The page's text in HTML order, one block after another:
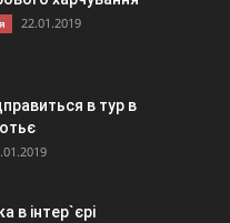
22.01.2019
в тур в
в інтер`єрі